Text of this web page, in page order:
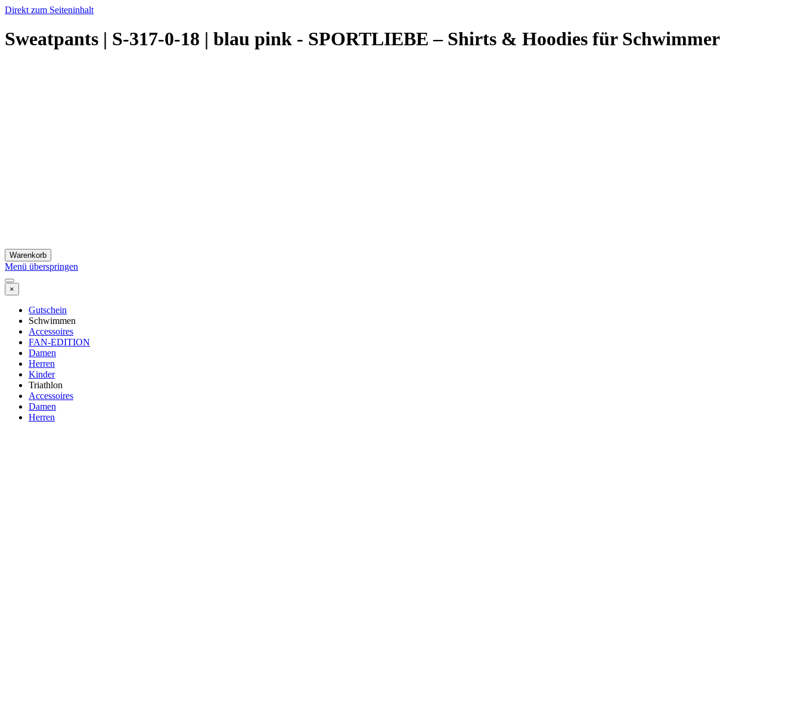
Direkt zum Seiteninhalt
Sweatpants | S-317-0-18 | blau pink - SPORTLIEBE – Shirts & Hoodies für Schwimmer
Warenkorb
Menü überspringen
×
Gutschein
Schwimmen
Accessoires
FAN-EDITION
Damen
Herren
Kinder
Triathlon
Accessoires
Damen
Herren